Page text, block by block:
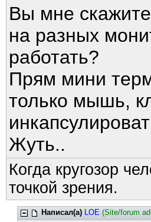
Вы мне
на разных
работать?
Прям мини
только мышь,
Жуть..
Когда кругозор
точкой зрения.
Написал(а) LOE (Site/forum